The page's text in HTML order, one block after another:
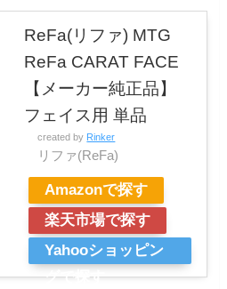
ReFa(リファ) MTG
ReFa CARAT FACE
【メーカー純正品】
フェイス用 単品
created by Rinker
リファ(ReFa)
Amazonで探す
楽天市場で探す
Yahooショッピン
グで探す